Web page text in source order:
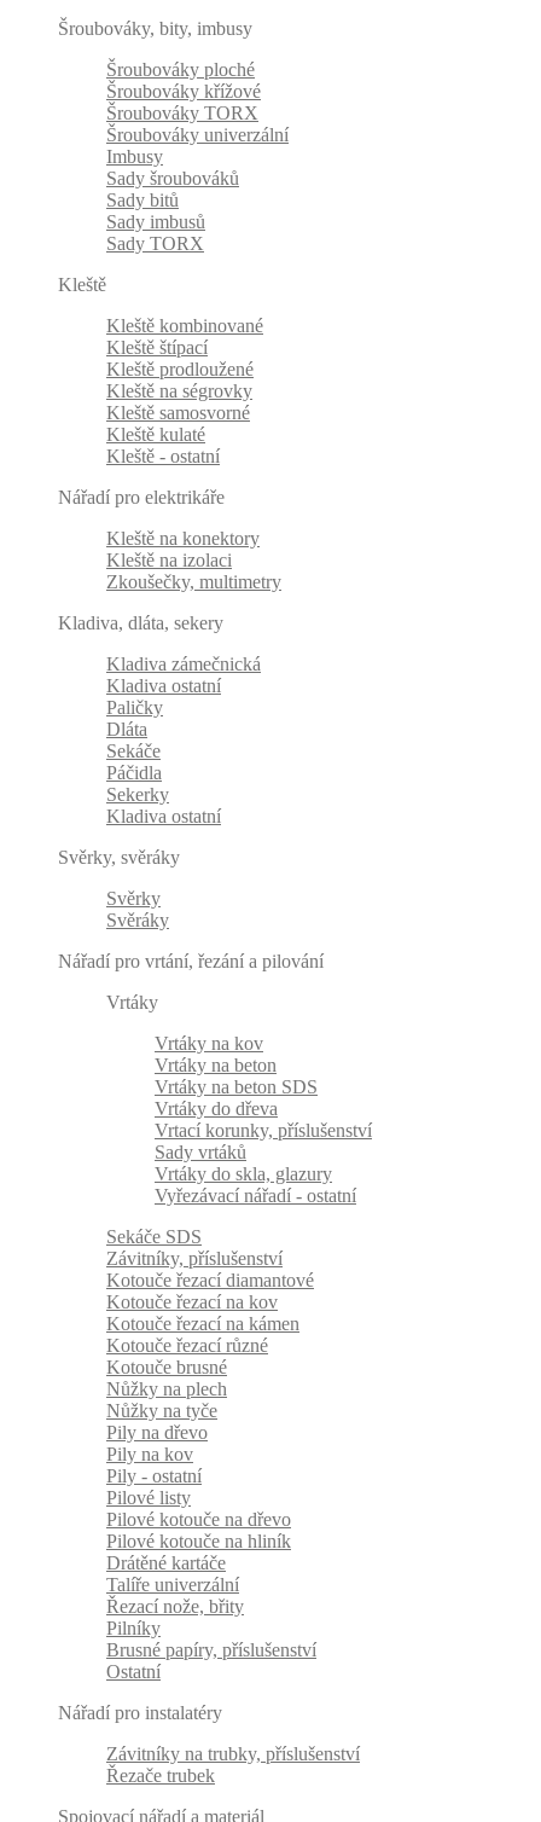
Šroubováky, bity, imbusy
Šroubováky ploché
Šroubováky křížové
Šroubováky TORX
Šroubováky univerzální
Imbusy
Sady šroubováků
Sady bitů
Sady imbusů
Sady TORX
Kleště
Kleště kombinované
Kleště štípací
Kleště prodloužené
Kleště na ségrovky
Kleště samosvorné
Kleště kulaté
Kleště - ostatní
Nářadí pro elektrikáře
Kleště na konektory
Kleště na izolaci
Zkoušečky, multimetry
Kladiva, dláta, sekery
Kladiva zámečnická
Kladiva ostatní
Paličky
Dláta
Sekáče
Páčidla
Sekerky
Kladiva ostatní
Svěrky, svěráky
Svěrky
Svěráky
Nářadí pro vrtání, řezání a pilování
Vrtáky
Vrtáky na kov
Vrtáky na beton
Vrtáky na beton SDS
Vrtáky do dřeva
Vrtací korunky, příslušenství
Sady vrtáků
Vrtáky do skla, glazury
Vyřezávací nářadí - ostatní
Sekáče SDS
Závitníky, příslušenství
Kotouče řezací diamantové
Kotouče řezací na kov
Kotouče řezací na kámen
Kotouče řezací různé
Kotouče brusné
Nůžky na plech
Nůžky na tyče
Pily na dřevo
Pily na kov
Pily - ostatní
Pilové listy
Pilové kotouče na dřevo
Pilové kotouče na hliník
Drátěné kartáče
Talíře univerzální
Řezací nože, břity
Pilníky
Brusné papíry, příslušenství
Ostatní
Nářadí pro instalatéry
Závitníky na trubky, příslušenství
Řezače trubek
Spojovací nářadí a materiál